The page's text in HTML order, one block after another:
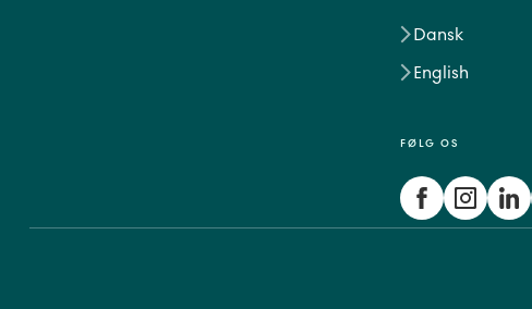
Dansk
English
FØLG OS